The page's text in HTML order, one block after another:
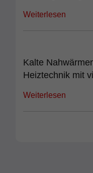
Weiterlesen
Kalte
Heiztechnik mit
Weiterlesen